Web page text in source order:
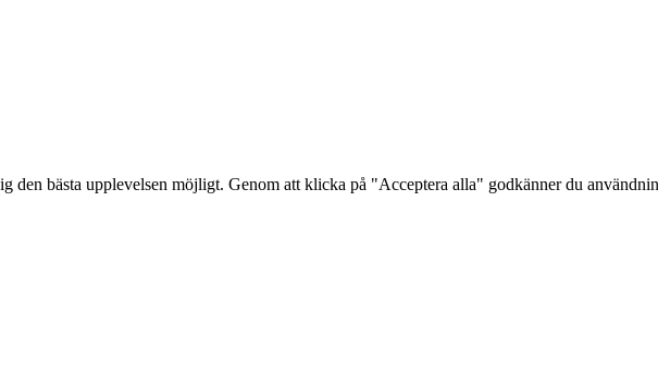
den bästa upplevelsen möjligt. Genom att klicka på "Acceptera alla" godkänner du